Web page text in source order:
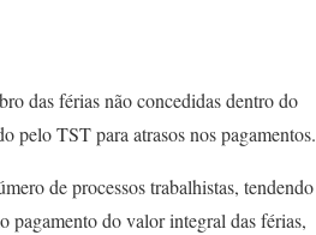
das férias não concedidas dentro do
pelo TST para atrasos nos pagamentos.
de processos trabalhistas, tendendo
pagamento do valor integral das férias,